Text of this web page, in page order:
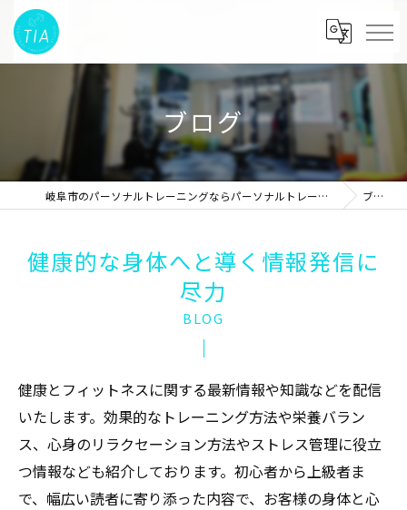
ブログ
岐阜市のパーソナルトレーニングならパーソナルトレーニングスタジオTIA ブログ
健康的な身体へと導く情報発信に
尽力
BLOG
健康とフィットネスに関する最新情報や知識などを配信
いたします。効果的なトレーニング方法や栄養バラン
ス、心身のリラクセーション方法やストレス管理に役立
つ情報なども紹介しております。初心者から上級者ま
で、幅広い読者に寄り添った内容で、お客様の身体と心